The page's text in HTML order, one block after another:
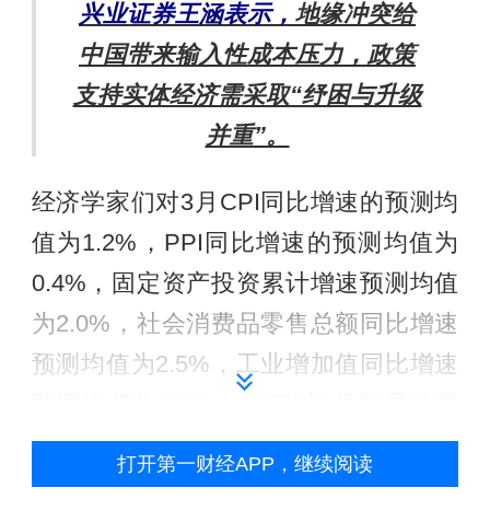
兴业证券王涵表示， 地缘冲突给
中国带来输入性成本压力，政策
支持实体经济需采取“纾困与升级
并重”。
经济学家们对3月CPI同比增速的预测均
值为1.2%，PPI同比增速的预测均值为
0.4%，固定资产投资累计增速预测均值
为2.0%，社会消费品零售总额同比增速
预测均值为2.5%，工业增加值同比增速
的预测均值为1116.3亿美元。
打开第一财经APP，继续阅读